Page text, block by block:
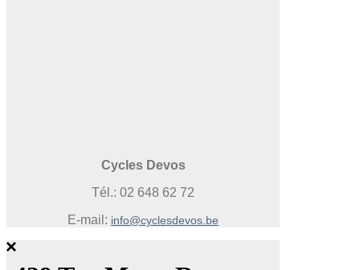
Cycles Devos
Tél.: 02 648 62 72
E-mail: info@cyclesdevos.be